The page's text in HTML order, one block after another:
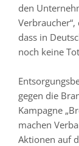
den
dass in
noch keine
gegen die
Kampagne
machen
Aktionen auf